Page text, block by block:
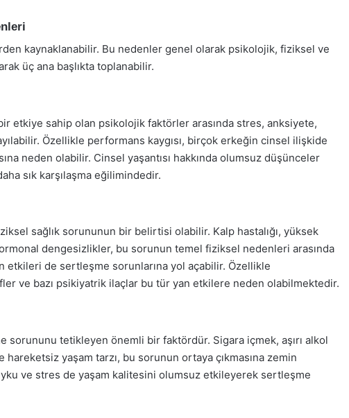
kaynaklanabilir. Bu nedenler genel olarak psikolojik, fiziksel ve
üç ana başlıkta toplanabilir.
etkiye sahip olan psikolojik faktörler arasında stres, anksiyete,
Özellikle performans kaygısı, birçok erkeğin cinsel ilişkide
neden olabilir. Cinsel yaşantısı hakkında olumsuz düşünceler
sık karşılaşma eğilimindedir.
sağlık sorununun bir belirtisi olabilir. Kalp hastalığı, yüksek
dengesizlikler, bu sorunun temel fiziksel nedenleri arasında
etkileri de sertleşme sorunlarına yol açabilir. Özellikle
ve bazı psikiyatrik ilaçlar bu tür yan etkilere neden olabilmektedir.
sorununu tetikleyen önemli bir faktördür. Sigara içmek, aşırı alkol
yaşam tarzı, bu sorunun ortaya çıkmasına zemin
ve stres de yaşam kalitesini olumsuz etkileyerek sertleşme